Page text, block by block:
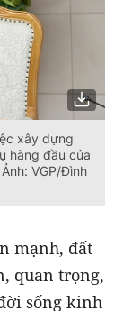
xây dựng
hàng đầu của
VGP/Đình
mạnh, đất
quan trọng,
sống kinh